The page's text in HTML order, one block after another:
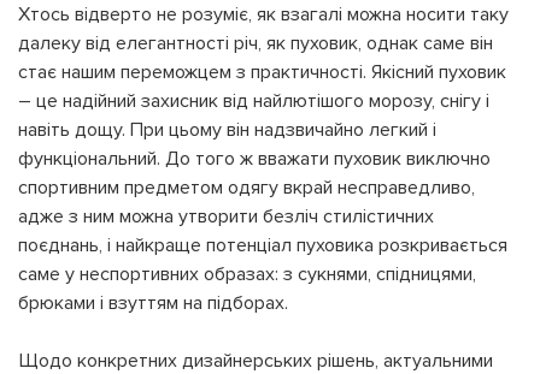
Хтось відверто не розуміє, як взагалі можна носити таку
далеку від елегантності річ, як пуховик, однак саме він
стає нашим переможцем з практичності. Якісний пуховик
– це надійний захисник від найлютішого морозу, снігу і
навіть дощу. При цьому він надзвичайно легкий і
функціональний. До того ж вважати пуховик виключно
спортивним предметом одягу вкрай несправедливо,
адже з ним можна утворити безліч стилістичних
поєднань, і найкраще потенціал пуховика розкривається
саме у неспортивних образах: з сукнями, спідницями,
брюками і взуттям на підборах.
Щодо конкретних дизайнерських рішень, актуальними